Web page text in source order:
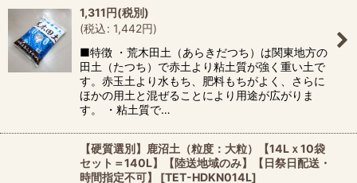
1,311円(税別)
(税込: 1,442円)
■特徴 ・荒木田土（あらきだつち）は関東地方の
田土（たつち）で赤土より粘土質が強く重い土で
す。赤玉土より水もち、肥料もちがよく、さらに
ほかの用土と混ぜることにより用途が広がりま
す。 ・粘土質で…
【硬質選別】鹿沼土（粒度：大粒）【14Lｘ10袋
セット＝140L】【陸送地域のみ】【日祭日配送・
時間指定不可】
[TET-HDKN014L]